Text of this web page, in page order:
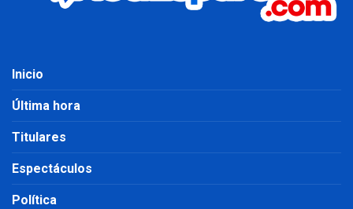
Inicio
Última hora
Titulares
Espectáculos
Política